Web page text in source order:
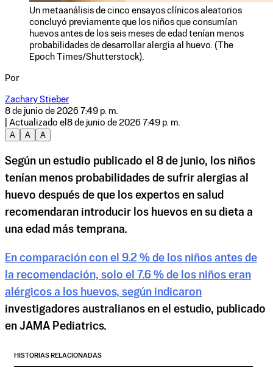
Un metaanálisis de cinco ensayos clínicos aleatorios
concluyó previamente que los niños que consumían
huevos antes de los seis meses de edad tenían menos
probabilidades de desarrollar alergia al huevo. (The
Epoch Times/Shutterstock).
Por
Zachary Stieber
8 de junio de 2026 7:49 p. m.
| Actualizado el 8 de junio de 2026 7:49 p. m.
A
A A
Según un estudio publicado el 8 de junio, los niños
tenían menos probabilidades de sufrir alergias al
huevo después de que los expertos en salud
recomendaran introducir los huevos en su dieta a
una edad más temprana.
En comparación con el 9.2 % de los niños antes de
la recomendación, solo el 7.6 % de los niños eran
alérgicos a los huevos, según indicaron
investigadores australianos en el estudio, publicado
en JAMA Pediatrics.
HISTORIAS RELACIONADAS